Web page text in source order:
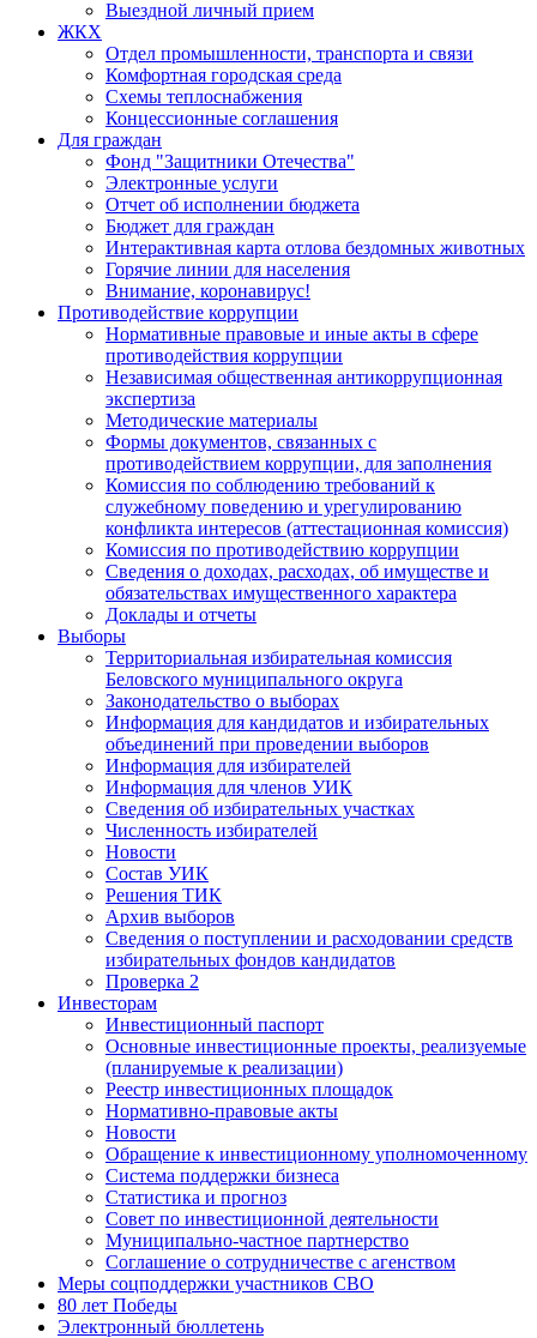
Выездной личный прием
ЖКХ
Отдел промышленности, транспорта и связи
Комфортная городская среда
Схемы теплоснабжения
Концессионные соглашения
Для граждан
Фонд "Защитники Отечества"
Электронные услуги
Отчет об исполнении бюджета
Бюджет для граждан
Интерактивная карта отлова бездомных животных
Горячие линии для населения
Внимание, коронавирус!
Противодействие коррупции
Нормативные правовые и иные акты в сфере
противодействия коррупции
Независимая общественная антикоррупционная
экспертиза
Методические материалы
Формы документов, связанных с
противодействием коррупции, для заполнения
Комиссия по соблюдению требований к
служебному поведению и урегулированию
конфликта интересов (аттестационная комиссия)
Комиссия по противодействию коррупции
Сведения о доходах, расходах, об имуществе и
обязательствах имущественного характера
Доклады и отчеты
Выборы
Территориальная избирательная комиссия
Беловского муниципального округа
Законодательство о выборах
Информация для кандидатов и избирательных
объединений при проведении выборов
Информация для избирателей
Информация для членов УИК
Сведения об избирательных участках
Численность избирателей
Новости
Состав УИК
Решения ТИК
Архив выборов
Сведения о поступлении и расходовании средств
избирательных фондов кандидатов
Проверка 2
Инвесторам
Инвестиционный паспорт
Основные инвестиционные проекты, реализуемые
(планируемые к реализации)
Реестр инвестиционных площадок
Нормативно-правовые акты
Новости
Обращение к инвестиционному уполномоченному
Система поддержки бизнеса
Статистика и прогноз
Совет по инвестиционной деятельности
Муниципально-частное партнерство
Соглашение о сотрудничестве с агенством
Меры соцподдержки участников СВО
80 лет Победы
Электронный бюллетень